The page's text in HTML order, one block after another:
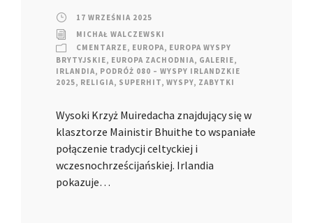
17 WRZEŚNIA 2025
MICHAŁ WALCZEWSKI
CMENTARZE, EUROPA, EUROPA WYSPY
BRYTYJSKIE, EUROPA ZACHODNIA, GALERIE,
IRLANDIA, PODRÓŻ 080 – WYSPY IRLANDZKIE
2025, RELIGIA, SUPERHIT, WYSPY, ZABYTKI
Wysoki Krzyż Muiredacha znajdujący się w
klasztorze Mainistir Bhuithe to wspaniałe
połączenie tradycji celtyckiej i
wczesnochrześcijańskiej. Irlandia
pokazuje…